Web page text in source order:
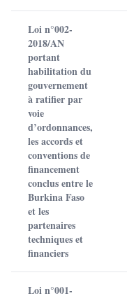
Loi n°002-
2018/AN
portant
habilitation du
gouvernement
à ratifier par
voie
d’ordonnances,
les accords et
conventions de
financement
conclus entre le
Burkina Faso
et les
partenaires
techniques et
financiers
Loi n°001-